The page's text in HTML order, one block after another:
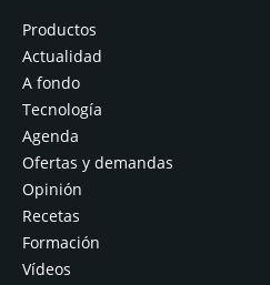
Productos
Actualidad
A fondo
Tecnología
Agenda
Ofertas y demandas
Opinión
Recetas
Formación
Vídeos